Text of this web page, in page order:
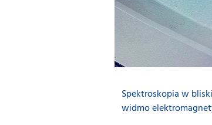
Spektroskopia w
widmo